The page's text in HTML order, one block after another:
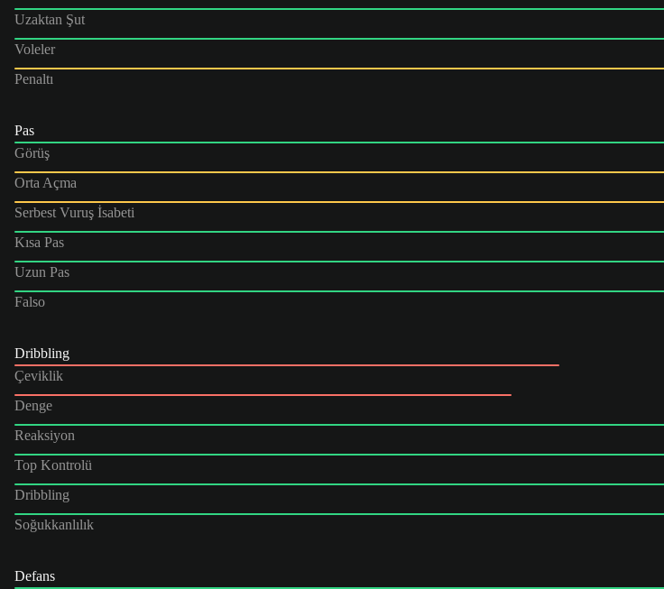
Uzaktan Şut
Voleler
Penaltı
Pas
Görüş
Orta Açma
Serbest Vuruş İsabeti
Kısa Pas
Uzun Pas
Falso
Dribbling
Çeviklik
Denge
Reaksiyon
Top Kontrolü
Dribbling
Soğukkanlılık
Defans